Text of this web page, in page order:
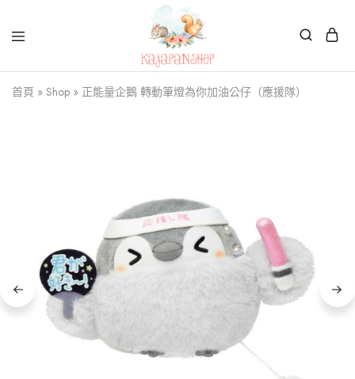
Kajapanshop
日
韓
首頁 » Shop » 正能量企鵝 轉動筆燈為你加油公仔（應援隊）